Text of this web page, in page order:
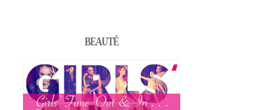
BEAUTÉ